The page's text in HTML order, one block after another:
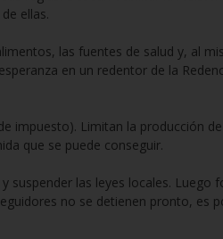
ellas.
las fuentes de salud y, al
en un redentor de la
impuesto). Limitan la producción
que se puede conseguir.
suspender las leyes locales. Luego
seguidores no se detienen pronto,